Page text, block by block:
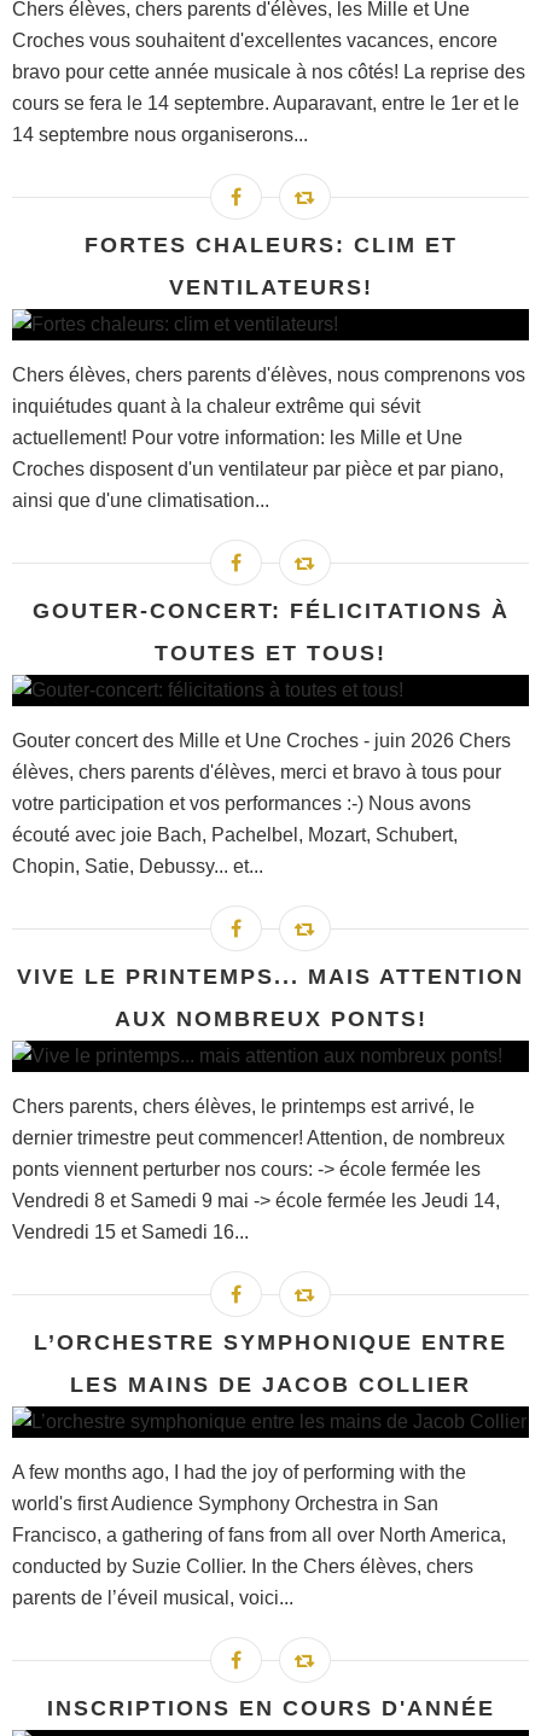
Chers élèves, chers parents d'élèves, les Mille et Une
Croches vous souhaitent d'excellentes vacances, encore
bravo pour cette année musicale à nos côtés! La reprise des
cours se fera le 14 septembre. Auparavant, entre le 1er et le
14 septembre nous organiserons...
FORTES CHALEURS: CLIM ET
VENTILATEURS!
Chers élèves, chers parents d'élèves, nous comprenons vos
inquiétudes quant à la chaleur extrême qui sévit
actuellement! Pour votre information: les Mille et Une
Croches disposent d'un ventilateur par pièce et par piano,
ainsi que d'une climatisation...
GOUTER-CONCERT: FÉLICITATIONS À
TOUTES ET TOUS!
Gouter concert des Mille et Une Croches - juin 2026 Chers
élèves, chers parents d'élèves, merci et bravo à tous pour
votre participation et vos performances :-) Nous avons
écouté avec joie Bach, Pachelbel, Mozart, Schubert,
Chopin, Satie, Debussy... et...
VIVE LE PRINTEMPS... MAIS ATTENTION
AUX NOMBREUX PONTS!
Chers parents, chers élèves, le printemps est arrivé, le
dernier trimestre peut commencer! Attention, de nombreux
ponts viennent perturber nos cours: -> école fermée les
Vendredi 8 et Samedi 9 mai -> école fermée les Jeudi 14,
Vendredi 15 et Samedi 16...
L’ORCHESTRE SYMPHONIQUE ENTRE
LES MAINS DE JACOB COLLIER
A few months ago, I had the joy of performing with the
world's first Audience Symphony Orchestra in San
Francisco, a gathering of fans from all over North America,
conducted by Suzie Collier. In the Chers élèves, chers
parents de l’éveil musical, voici...
INSCRIPTIONS EN COURS D'ANNÉE